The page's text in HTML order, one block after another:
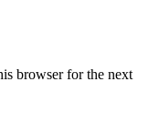
browser for the next